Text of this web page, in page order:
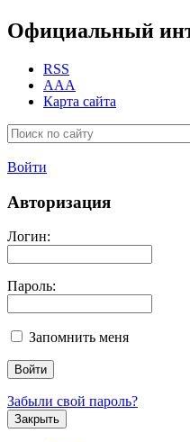
Официальный
RSS
AAA
Карта сайта
Войти
Авторизация
Логин:
Пароль:
Запомнить меня
Забыли свой пароль?
Закрыть